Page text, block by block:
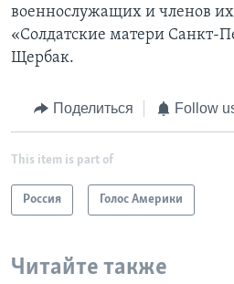
военнослужащих и членов
«Солдатские матери Санкт-
Щербак.
Поделиться Follow
This item is part of
Россия Голос Америки
Читайте также